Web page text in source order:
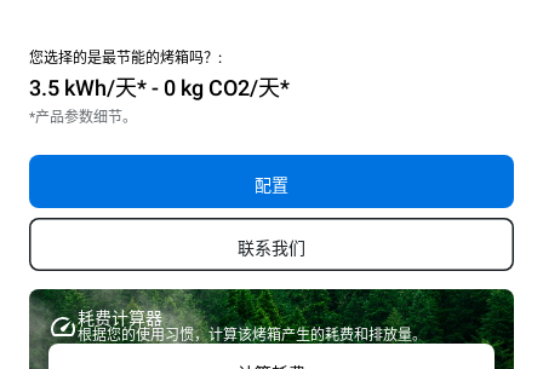
您选择的是最节能的烤箱吗？:
3.5 kWh/天* - 0 kg CO2/天*
*产品参数细节。
配置
联系我们
耗费计算器
根据您的使用习惯，计算该烤箱产生的耗费和排放量。